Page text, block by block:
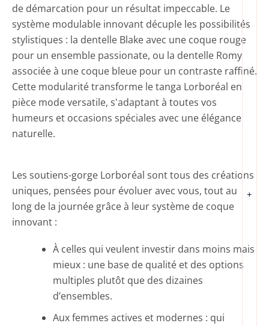
+
de démarcation pour un résultat impeccable. Le
système modulable innovant décuple les possibilités
stylistiques : la dentelle Blake avec une coque rouge
pour un ensemble passionate, ou la dentelle Romy
associée à une coque bleue pour un contraste raffiné.
Cette modularité transforme le tanga Lorboréal en
pièce mode versatile, s'adaptant à toutes vos
humeurs et occasions spéciales avec une élégance
naturelle.
Les soutiens-gorge Lorboréal sont tous des créations
uniques, pensées pour évoluer avec vous, tout au
long de la journée grâce à leur système de coque
innovant :
À celles qui veulent investir dans moins mais
mieux : une base de qualité et des options
multiples plutôt que des dizaines
d’ensembles.
Aux femmes actives et modernes : qui